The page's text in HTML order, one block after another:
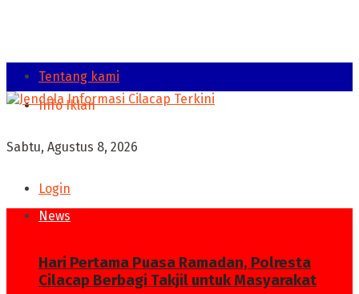
Tentang kami
Info Iklan
Sabtu, Agustus 8, 2026
Login
News
Hari Pertama Puasa Ramadan, Polresta
Cilacap Berbagi Takjil untuk Masyarakat